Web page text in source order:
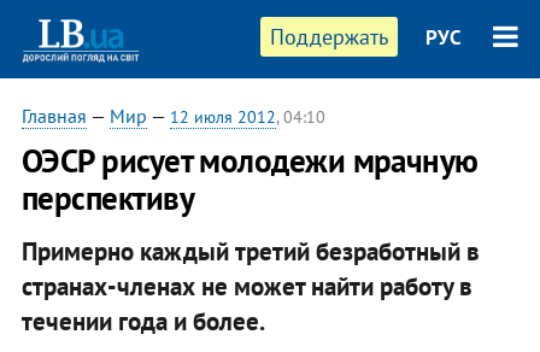
Поддержать РУС
Главная — Мир — 12 июля 2012, 04:10
ОЭСР рисует молодежи мрачную
перспективу
Примерно каждый третий безработный в
странах-членах не может найти работу в
течении года и более.